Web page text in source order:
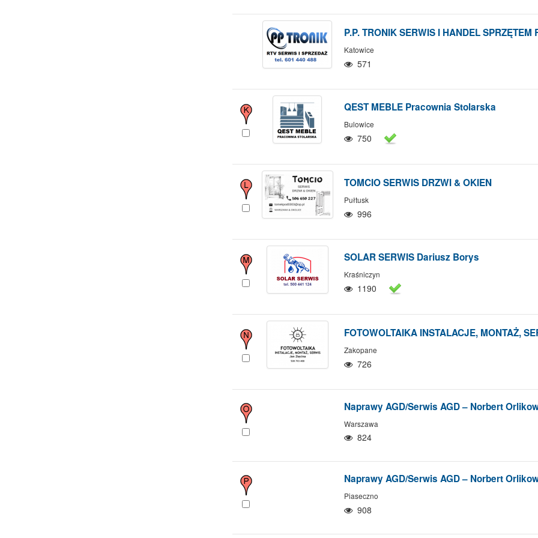
P.P. TRONIK SERWIS I HANDEL SPRZĘTEM
Katowice
571
QEST MEBLE Pracownia Stolarska
Bulowice
750
TOMCIO SERWIS DRZWI & OKIEN
Pułtusk
996
SOLAR SERWIS Dariusz Borys
Kraśniczyn
1190
FOTOWOLTAIKA INSTALACJE, MONTAŻ,
Zakopane
726
Naprawy AGD/Serwis AGD – Norbert
Warszawa
824
Naprawy AGD/Serwis AGD – Norbert
Piaseczno
908